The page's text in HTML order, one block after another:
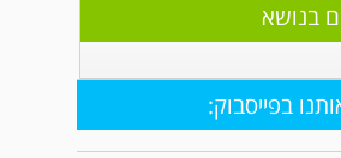
בנושא
בפייסבוק: